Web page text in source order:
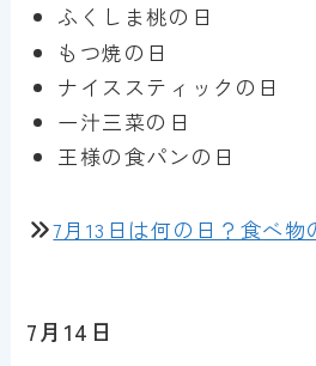
ふくしま桃の日
もつ焼の日
ナイススティックの日
一汁三菜の日
王様の食パンの日
7月13日は何の日？食べ物
7月14日